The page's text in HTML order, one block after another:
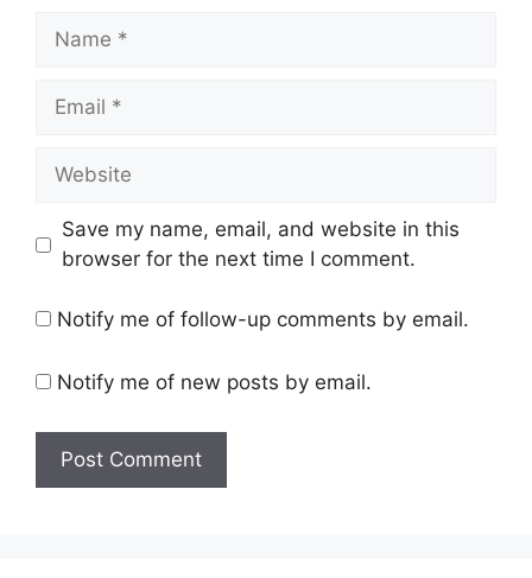
Name
Email
Website
Save my name, email, and website in this
browser for the next time I comment.
Notify me of follow-up comments by email.
Notify me of new posts by email.